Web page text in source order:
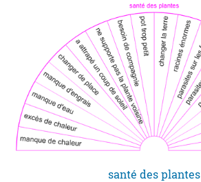
santé des plantes